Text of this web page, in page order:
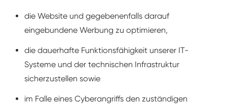
die Website und gegebenenfalls darauf
eingebundene Werbung zu optimieren,
die dauerhafte Funktionsfähigkeit unserer IT-
Systeme und der technischen Infrastruktur
sicherzustellen sowie
im Falle eines Cyberangriffs den zuständigen